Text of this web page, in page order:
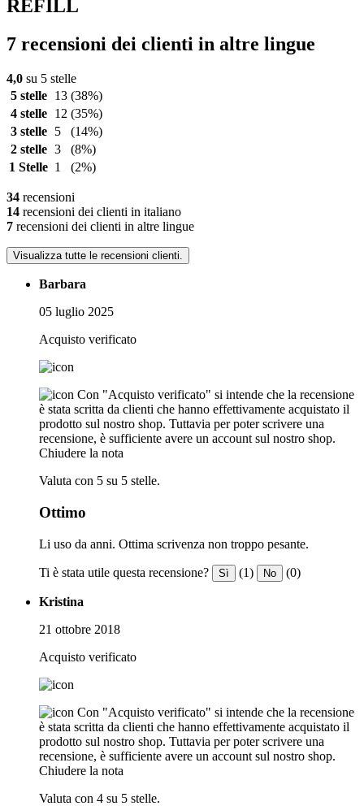
REFILL
7 recensioni dei clienti in altre lingue
4,0 su 5 stelle
5 stelle
13 (38%)
4 stelle
12 (35%)
3 stelle
5
(14%)
2 stelle 3
(8%)
1 Stelle 1 (2%)
34 recensioni
14 recensioni dei clienti in italiano
7 recensioni dei clienti in altre lingue
Visualizza tutte le recensioni clienti.
Barbara
05 luglio 2025
Acquisto verificato
Con "Acquisto verificato" si intende che la recensione
è stata scritta da clienti che hanno effettivamente acquistato il
prodotto sul nostro shop. Tuttavia per poter scrivere una
recensione, è sufficiente avere un account sul nostro shop.
Chiudere la nota
Valuta con 5 su 5 stelle.
Ottimo
Li uso da anni. Ottima scrivenza non troppo pesante.
Ti è stata utile questa recensione? Sì (1) No (0)
Kristina
21 ottobre 2018
Acquisto verificato
Con "Acquisto verificato" si intende che la recensione
è stata scritta da clienti che hanno effettivamente acquistato il
prodotto sul nostro shop. Tuttavia per poter scrivere una
recensione, è sufficiente avere un account sul nostro shop.
Chiudere la nota
Valuta con 4 su 5 stelle.